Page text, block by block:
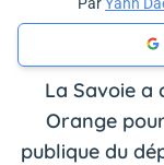
La Savoie a
Orange
publique du